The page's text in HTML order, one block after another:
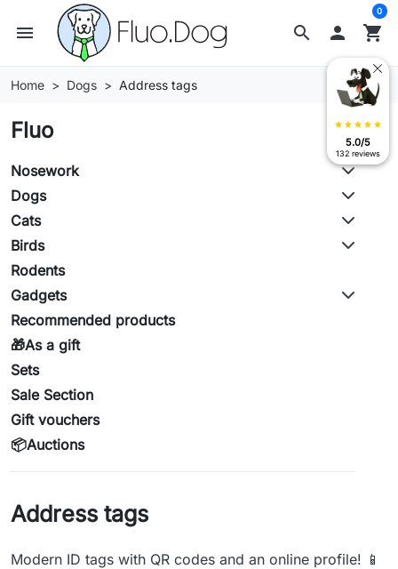
search
menu  shopping_cart
0
Home Dogs Address tags
Fluo
Nosework
Dogs
Cats
Birds
Rodents
Gadgets
Recommended products
🎁As a gift
Sets
Sale Section
Gift vouchers
📦Auctions
Address tags
Modern ID tags with QR codes and an online profile! 📱
star star star star star
5.0/5
132 reviews